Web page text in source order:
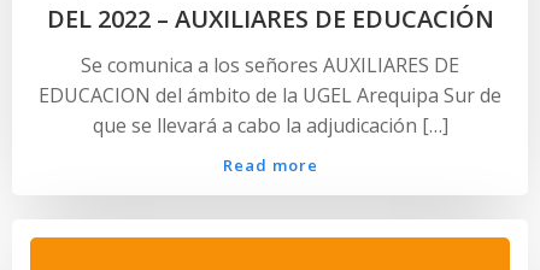
DEL 2022 – AUXILIARES DE EDUCACIÓN
Se comunica a los señores AUXILIARES DE
EDUCACION del ámbito de la UGEL Arequipa Sur de
que se llevará a cabo la adjudicación […]
Read more